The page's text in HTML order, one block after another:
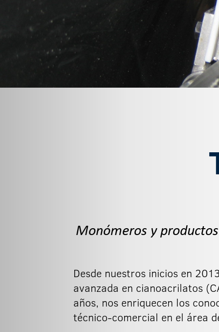
Monómeros y
Desde nuestros inicios en
avanzada en cianoacrilatos
años, nos enriquecen los
técnico-comercial en el área